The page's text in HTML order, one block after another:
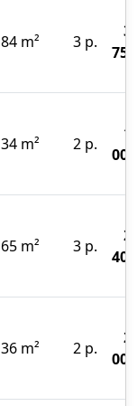
84 m² 3 p.
34 m² 2 p.
65 m² 3 p.
36 m² 2 p.